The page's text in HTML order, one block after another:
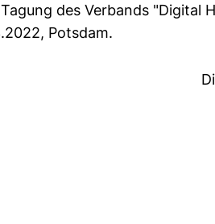
des Verbands "Digital
Potsdam.